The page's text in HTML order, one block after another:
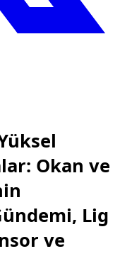
Okan ve
Lig
ve